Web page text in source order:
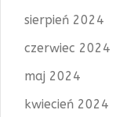
sierpień 2024
czerwiec 2024
maj 2024
kwiecień 2024